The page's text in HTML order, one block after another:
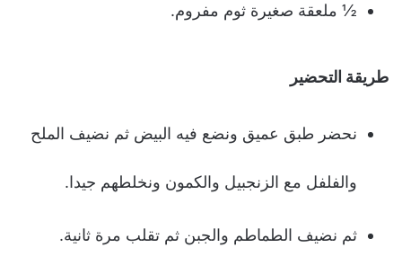
½ ملعقة صغيرة ثوم مفروم.
طريقة التحضير
نحضر طبق عميق ونضع فيه البيض ثم نضيف الملح
والفلفل مع الزنجبيل والكمون ونخلطهم جيدا.
ثم نضيف الطماطم والجبن ثم تقلب مرة ثانية.